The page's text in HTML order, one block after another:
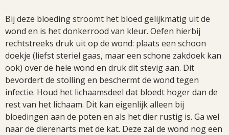
Bij deze bloeding stroomt het bloed gelijkmatig uit de
wond en is het donkerrood van kleur. Oefen hierbij
rechtstreeks druk uit op de wond: plaats een schoon
doekje (liefst steriel gaas, maar een schone zakdoek kan
ook) over de hele wond en druk dit stevig aan. Dit
bevordert de stolling en beschermt de wond tegen
infectie. Houd het lichaamsdeel dat bloedt hoger dan de
rest van het lichaam. Dit kan eigenlijk alleen bij
bloedingen aan de poten en als het dier rustig is. Ga wel
naar de dierenarts met de kat. Deze zal de wond nog een